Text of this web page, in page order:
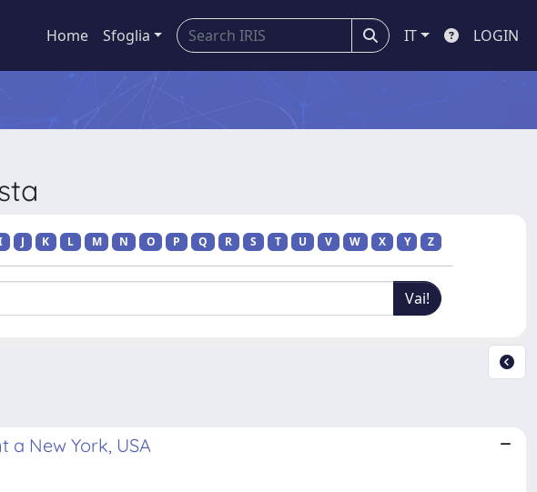
Home Sfoglia IT LOGIN
J K L M N O P Q R S T U V W X Y Z
a New York, USA